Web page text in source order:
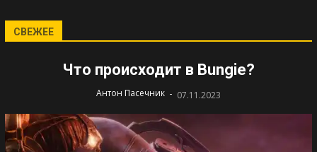
СВЕЖЕЕ
Что происходит в Bungie?
Антон Пасечник - 07.11.2023